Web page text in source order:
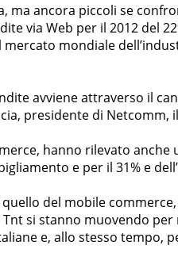
ma ancora piccoli se
via Web per il 2012 del
mondiale
avviene attraverso il
presidente di
hanno rilevato
e per il 31% e
del mobile
Tnt si stanno muovendo
e, allo stesso tempo,